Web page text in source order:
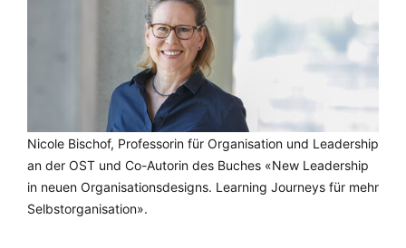
Nicole Bischof, Professorin für Organisation und Leadership
an der OST und Co-Autorin des Buches «New Leadership
in neuen Organisationsdesigns. Learning Journeys für mehr
Selbstorganisation».